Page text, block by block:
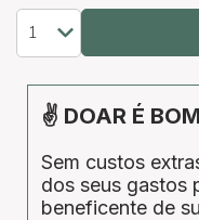
✌ DOAR É
Sem custos
dos seus gastos
beneficente de